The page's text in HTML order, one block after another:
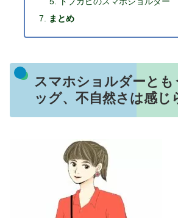
まとめ
スマホショルダーとも
ッグ、不自然さは感じ